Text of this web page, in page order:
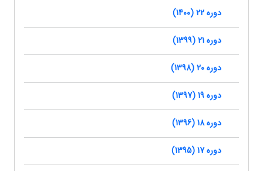
دوره 22 (1400)
دوره 21 (1399)
دوره 20 (1398)
دوره 19 (1397)
دوره 18 (1396)
دوره 17 (1395)